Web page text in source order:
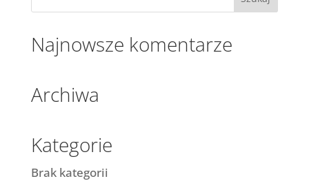
Najnowsze komentarze
Archiwa
Kategorie
Brak kategorii